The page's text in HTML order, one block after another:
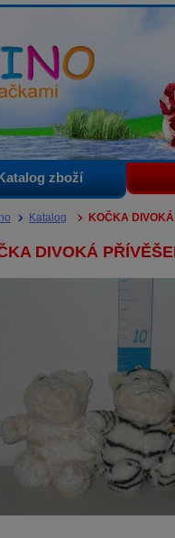
zboží
Katalog KOČKA
DIVOKÁ